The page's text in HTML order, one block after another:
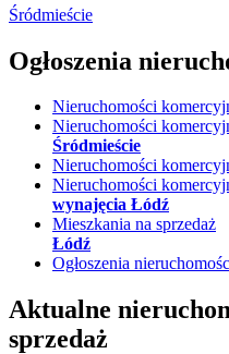
Śródmieście
Ogłoszenia
Nieruchomości
Nieruchomości
Śródmieście
Nieruchomości
Nieruchomości
wynajęcia Łódź
Mieszkania na sprzedaż
Łódź
Ogłoszenia
Aktualne
sprzedaż